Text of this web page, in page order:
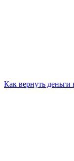
Как вернуть деньги